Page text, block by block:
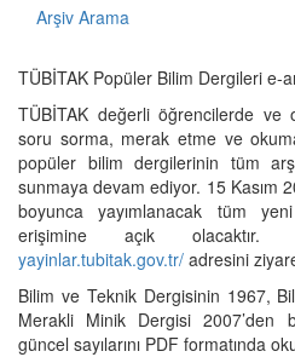
Arşiv Arama
TÜBİTAK Popüler Bilim Dergileri e-
TÜBİTAK değerli öğrencilerde ve
soru sorma, merak etme ve
popüler bilim dergilerinin tüm
sunmaya devam ediyor. 15 Kasım
boyunca yayımlanacak tüm
erişimine açık olacaktır.
yayinlar.tubitak.gov.tr/ adresini
Bilim ve Teknik Dergisinin 1967,
Merakli Minik Dergisi 2007’den
güncel sayılarını PDF formatında